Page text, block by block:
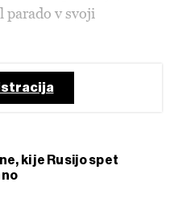
parado v svoji
ki je Rusijo spet